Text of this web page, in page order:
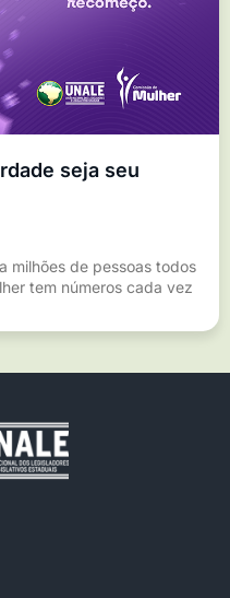
seja seu
milhões de pessoas todos
tem números cada vez